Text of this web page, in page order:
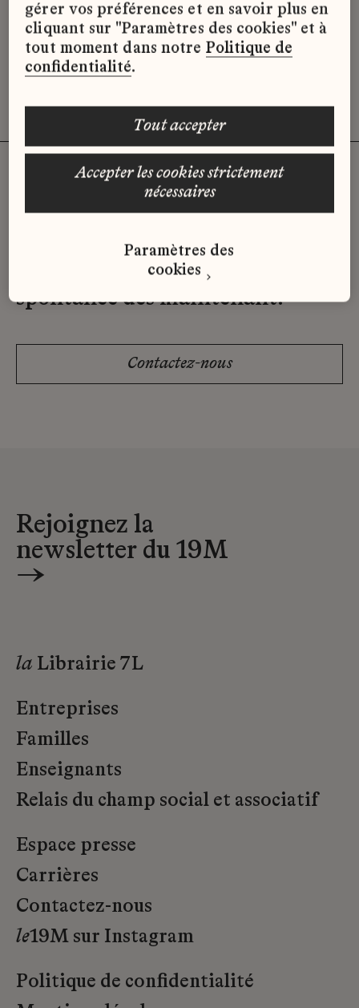
Désolé, il semble qu’il n’y ait pas
d’offres d’emploi disponibles pour le
moment.
Vous n'avez pas trouvé d'offre
qui correspond à votre profil ?
Envoyez-nous votre candidature
spontanée dès maintenant.
Contactez-nous
Rejoignez la
newsletter du 19M
→
la Librairie 7L
Entreprises
Familles
Enseignants
Relais du champ social et associatif
Espace presse
Carrières
Contactez-nous
le19M sur Instagram
Politique de confidentialité
gérer vos préférences et en savoir plus en
cliquant sur "Paramètres des cookies" et à
tout moment dans notre Politique de
confidentialité.
accepter les cookies strictement
nécessaires
tout accepter
Paramètres des
cookies